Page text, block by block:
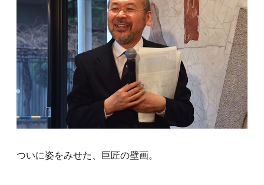
ついに姿をみせた、巨匠の壁画。